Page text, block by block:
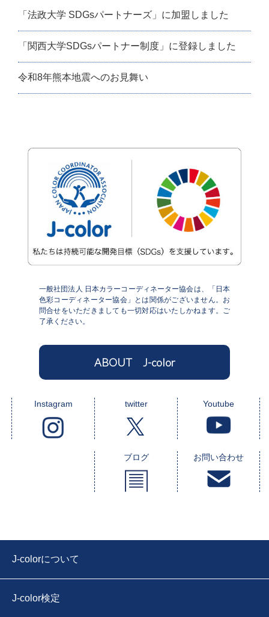
「法政大学 SDGsパートナーズ」に加盟しました
「関西大学SDGsパートナー制度」に登録しました
令和8年熊本地震へのお見舞い
一般社団法人 日本カラーコーディネーター協会は、「日本
色彩コーディネーター協会」とは関係がございません。お
問合せをいただきましても一切対応はいたしかねます。ご
了承ください。
ABOUT J-color
Instagram twitter Youtube
ブログ お問い合わせ
J-colorについて
J-color検定